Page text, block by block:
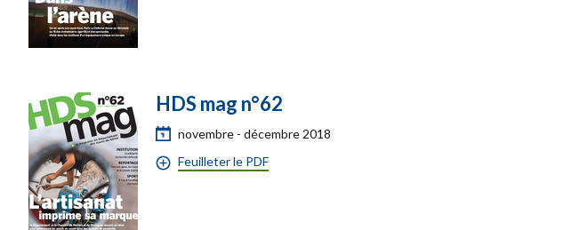
HDS mag n°62
novembre - décembre 2018
Feuilleter le PDF